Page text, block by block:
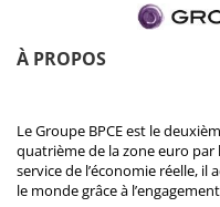
À PROPOS
Le Groupe BPCE est le
quatrième de la zone euro
service de l’économie réelle, il
le monde grâce à